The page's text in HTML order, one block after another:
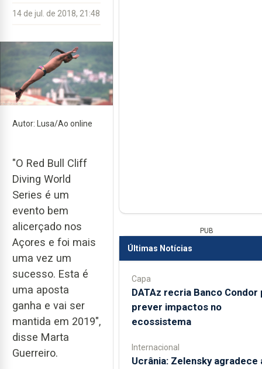
14 de jul. de 2018, 21:48
Autor: Lusa/Ao online
"O Red Bull Cliff
Diving World
Series é um
evento bem
alicerçado nos
Açores e foi mais
uma vez um
sucesso. Esta é
uma aposta
ganha e vai ser
mantida em 2019",
disse Marta
Guerreiro.
PUB
Últimas Notícias
Capa
DATAz recria Banco Condor
prever impactos no
ecossistema
Internacional
Ucrânia: Zelensky agradece